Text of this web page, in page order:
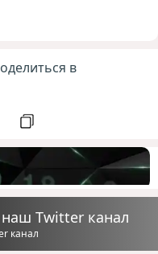
в
Twitter канал
канал